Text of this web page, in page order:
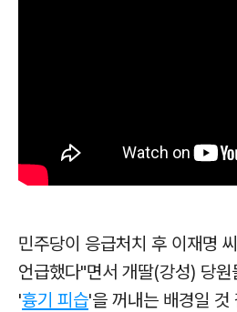
민주당이 응급처치 후 이재명
언급했다"면서 개딸(강성) 당
'흉기 피습'을 꺼내는 배경일 것